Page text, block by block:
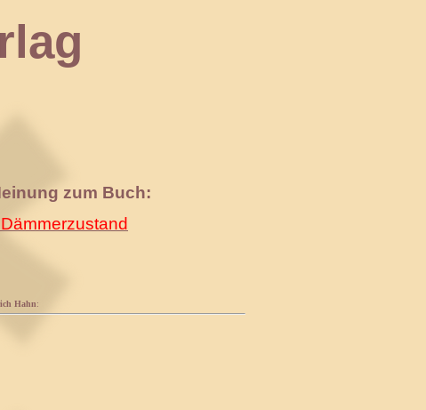
zum Buch:
Dämmerzustand
Hahn: